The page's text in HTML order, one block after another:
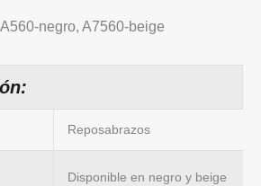
negro, A7560-beige
Reposabrazos
Disponible en negro y beige